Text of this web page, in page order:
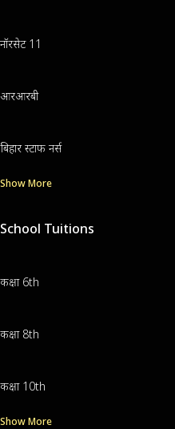
नॉरसेट 11
आरआरबी
बिहार स्टाफ नर्स
Show More
School Tuitions
कक्षा 6th
कक्षा 8th
कक्षा 10th
Show More